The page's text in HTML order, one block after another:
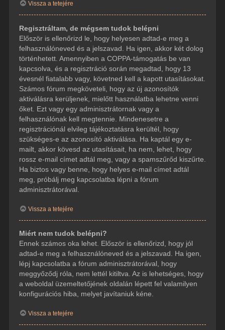
Vissza a tetejére
Regisztráltam, de mégsem tudok belépni
Először is ellenőrizd le, hogy helyesen adtad-e meg a
felhasználóneved és a jelszavad. Ha igen, akkor két dolog
történhetett. Amennyiben a COPPA-támogatás be van
kapcsolva, és a regisztráció során megadtad, hogy 13
évesnél fiatalabb vagy, követned kell a kapott utasításokat.
Számos fórum megköveteli, hogy az új azonosítók
aktiválásra kerüljenek, mielőtt használatba lehetne venni
őket. Ezt vagy egy adminisztrátornak vagy a
felhasználónak kell megtennie. Mindenesetre a
regisztrációnál elvileg tájékoztatásra kerültél, hogy
szükséges-e az azonosító aktiválása. Ha kaptál egy e-
mailt, akkor kövesd az utasításait, ha nem, lehet, hogy
rossz e-mail címet adtál meg, vagy a spamszűrőd kiszűrte.
Ha biztos vagy benne, hogy helyes e-mail címet adtál
meg, próbálj meg kapcsolatba lépni a fórum
adminisztrátorával.
Vissza a tetejére
Miért nem tudok belépni?
Ennek számos oka lehet. Először is ellenőrizd, hogy jól
adtad-e meg a felhasználóneved és a jelszavad. Ha igen,
lépj kapcsolatba a fórum adminisztrátorával, hogy
meggyőződj róla, nem lettél kitiltva. Az is lehetséges, hogy
a weboldal üzemeltetőjének oldalán lépett fel valamilyen
konfigurációs hiba, melyet javítaniuk kéne.
Vissza a tetejére